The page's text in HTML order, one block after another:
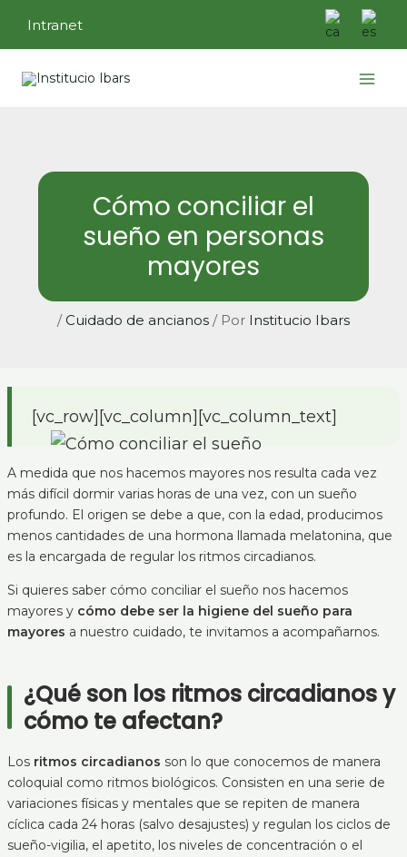
contenido
Intranet
Cómo conciliar el
sueño en personas
mayores
/ Cuidado de ancianos / Por Institucio Ibars
[vc_row][vc_column][vc_column_text]
A medida que nos hacemos mayores nos resulta cada vez
más difícil dormir varias horas de una vez, con un sueño
profundo. El origen se debe a que, con la edad, producimos
menos cantidades de una hormona llamada melatonina, que
es la encargada de regular los ritmos circadianos.
Si quieres saber cómo conciliar el sueño nos hacemos
mayores y cómo debe ser la higiene del sueño para
mayores a nuestro cuidado, te invitamos a acompañarnos.
¿Qué son los ritmos circadianos y
cómo te afectan?
Los ritmos circadianos son lo que conocemos de manera
coloquial como ritmos biológicos. Consisten en una serie de
variaciones físicas y mentales que se repiten de manera
cíclica cada 24 horas (salvo desajustes) y regulan los ciclos de
sueño-vigilia, el apetito, los niveles de concentración o el